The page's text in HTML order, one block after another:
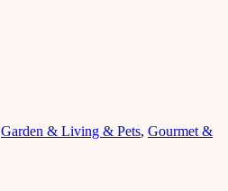
Garden & Living & Pets, Gourmet &